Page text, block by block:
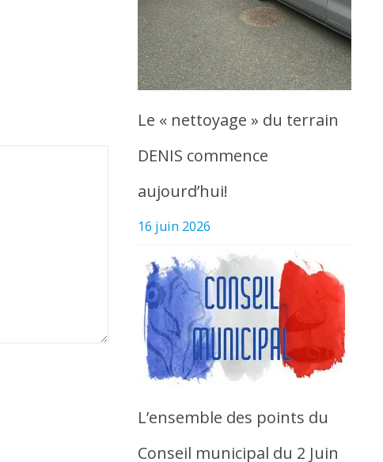
Le « nettoyage » du terrain
DENIS commence
aujourd’hui!
16 juin 2026
L’ensemble des points du
Conseil municipal du 2 Juin